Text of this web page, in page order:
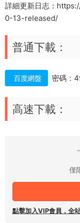
詳細更新日志：
0-13-released/
普通下載：
百度網盤 密碼：
高速下載：
僅
點擊加入VIP會員，全